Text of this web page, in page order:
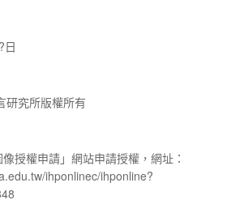
日
研究所版權所有
授權申請」網站申請授權，網址：
ihponlinec/ihponline?